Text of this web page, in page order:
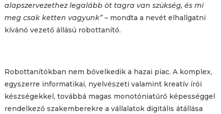
alapszervezethez legalább öt tagra van szükség, és mi
meg csak ketten vagyunk”– mondta a nevét elhallgatni
kívánó vezető állású robottanító.
Robottanítókban nem bővelkedik a hazai piac. A komplex,
egyszerre informatikai, nyelvészeti valamint kreatív írói
készségekkel, továbbá magas monotóniatűrő képességgel
rendelkező szakemberekre a vállalatok digitális átállása